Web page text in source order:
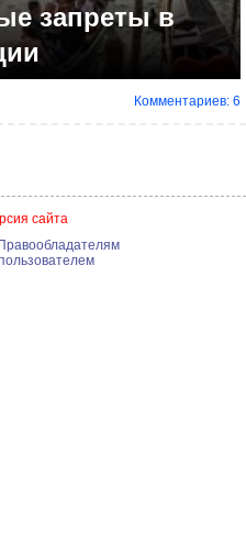
запреты в
Комментариев: 6
сайта